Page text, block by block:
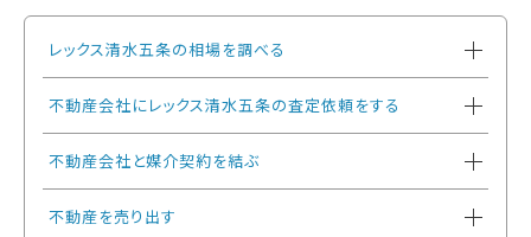
レックス清水五条の相場を調べる
不動産会社にレックス清水五条の査定依頼をする
不動産会社と媒介契約を結ぶ
不動産を売り出す